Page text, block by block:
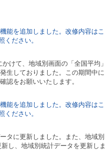
能を追加しました。改修内容はこ
ください。
けて、地域別画面の「全国平均」
生しておりました。この期間中に
認をお願いいたします。
能を追加しました。改修内容はこ
ください。
タに更新しました。また、地域別
し、地域別統計データを更新しま